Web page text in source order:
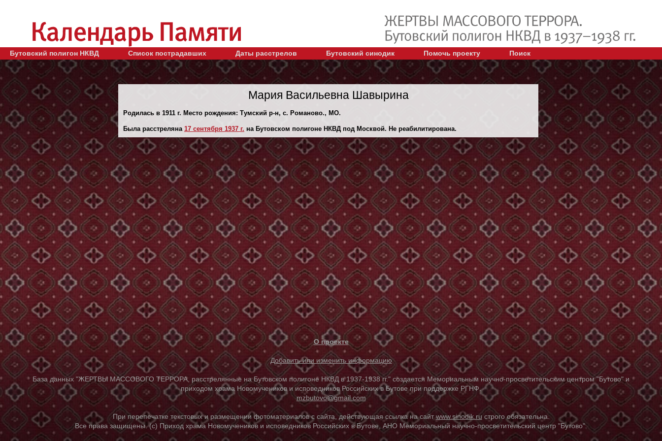
Бутовский полигон НКВД Список пострадавших Даты расстрелов Бутовский синодик Помочь проекту Поиск
Мария Васильевна Шавырина
Родилась в 1911 г. Место рождения: Тумский р-н, с. Романово., МО.
Была расстреляна 17 сентября 1937 г. на Бутовском полигоне НКВД под Москвой. Не реабилитирована.
О проекте
Добавить или изменить информацию
База данных "ЖЕРТВЫ МАССОВОГО ТЕРРОРА, расстрелянные на Бутовском полигоне НКВД в 1937-1938 гг." создается Мемориальным научно-просветительским центром "Бутово" и
приходом храма Новомучеников и исповедников Российских в Бутове при поддержке РГНФ.
mzbutovo@gmail.com
При перепечатке текстовых и размещении фотоматериалов с сайта, действующая ссылка на сайтwww.sinodik.ru строго обязательна.
Все права защищены. (с) Приход храма Новомучеников и исповедников Российских в Бутове, АНО Мемориальный научно-просветительский центр "Бутово".